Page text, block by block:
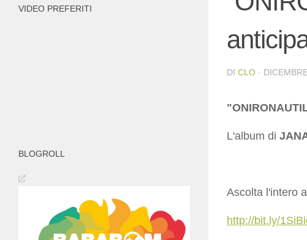
DI CLO ·
L'album di
Ascolta l'intero
http://bit.ly/
VIDEO PREFERITI
BLOGROLL